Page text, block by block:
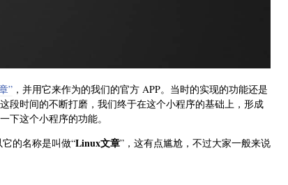
” ，并用它来作为的我们的官方 APP。当时的实现的功能还是
段时间的不断打磨，我们终于在这个小程序的基础上，形成
下这个小程序的功能。
的名称是叫做“Linux文章”，这有点尴尬，不过大家一般来说